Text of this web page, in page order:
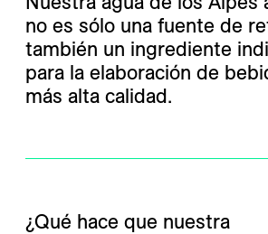
no es sólo una fuente de
también un ingrediente
para la elaboración de
más alta calidad.